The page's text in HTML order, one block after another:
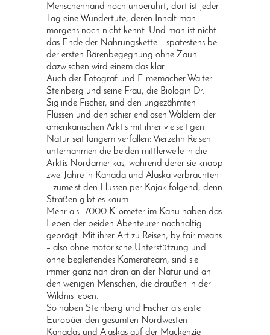
Menschenhand noch unberührt, dort ist jeder
Tag eine Wundertüte, deren Inhalt man
morgens noch nicht kennt. Und man ist nicht
das Ende der Nahrungskette – spätestens bei
der ersten Bärenbegegnung ohne Zaun
dazwischen wird einem das klar.
Auch der Fotograf und Filmemacher Walter
Steinberg und seine Frau, die Biologin Dr.
Siglinde Fischer, sind den ungezähmten
Flüssen und den schier endlosen Wäldern der
amerikanischen Arktis mit ihrer vielseitigen
Natur seit langem verfallen: Vierzehn Reisen
unternahmen die beiden mittlerweile in die
Arktis Nordamerikas, während derer sie knapp
zwei Jahre in Kanada und Alaska verbrachten
– zumeist den Flüssen per Kajak folgend, denn
Straßen gibt es kaum.
Mehr als 17000 Kilometer im Kanu haben das
Leben der beiden Abenteurer nachhaltig
geprägt. Mit ihrer Art zu Reisen, by fair means
– also ohne motorische Unterstützung und
ohne begleitendes Kamerateam, sind sie
immer ganz nah dran an der Natur und an
den wenigen Menschen, die draußen in der
Wildnis leben.
So haben Steinberg und Fischer als erste
Europäer den gesamten Nordwesten
Kanadas und Alaskas auf der Mackenzie-